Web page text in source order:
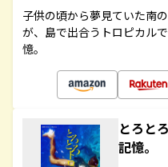
子供の頃から夢見ていた南
が、島で出合うトロピカル
憶。
とろと
記憶。